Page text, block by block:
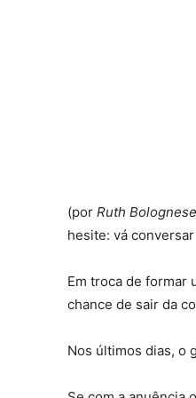
(por Ruth Bolognese
hesite: vá
Em troca de formar
chance de sair da
Nos últimos dias, o